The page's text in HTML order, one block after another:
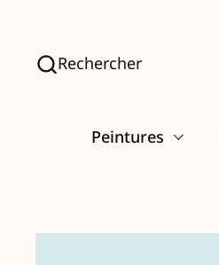
Rechercher
Peintures